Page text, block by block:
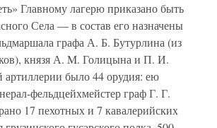
Главному лагерю приказано быть
Села — в состав его назначены
графа А. Б. Бутурлина (из
князя А. M. Голицына и П. И.
было 44 орудия: ею
фельдцейхмейстер граф Г. Г.
17 пехотных и 7 кавалерийских